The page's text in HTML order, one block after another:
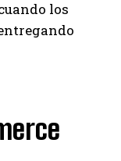
los